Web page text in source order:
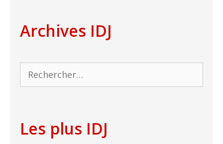
Archives IDJ
Rechercher :
Les plus IDJ